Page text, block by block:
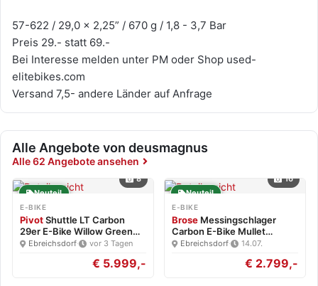
57-622 / 29,0 x 2,25” / 670 g / 1,8 - 3,7 Bar
Preis 29.- statt 69.-
Bei Interesse melden unter PM oder Shop used-
elitebikes.com
Versand 7,5- andere Länder auf Anfrage
Alle Angebote von deusmagnus
Alle 62 Angebote ansehen
8
Neuteil
E-BIKE
PivotShuttle LT Carbon
29er E-Bike Willow Green…
Ebreichsdorf· vor 3 Tagen
€ 5.999,-
16
Neuteil
E-BIKE
Brose Messingschlager
Carbon E-Bike Mullet
Brose…
Ebreichsdorf· 14.07.
€ 2.799,-